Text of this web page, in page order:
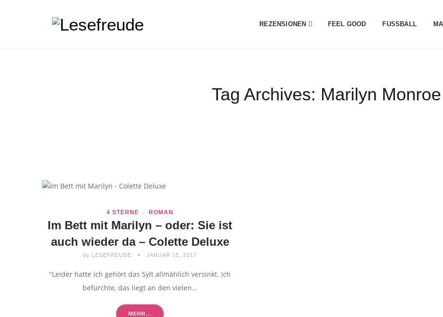
REZENSIONEN FEEL GOOD FUSSBALL
Tag Archives: Marilyn Monroe
4 STERNE ROMAN
Im Bett mit Marilyn – oder: Sie ist
auch wieder da – Colette Deluxe
by LESEFREUDE JANUAR 15, 2017
"Leider hatte ich gehört das Sylt allmählich versinkt. Ich
befürchte, das liegt an den vielen…
MEHR...